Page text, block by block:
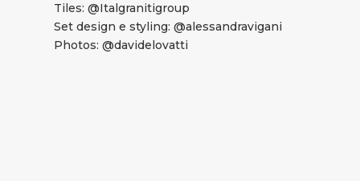
Tiles: @Italgranitigroup
Set design e styling: @alessandravigani
Photos: @davidelovatti